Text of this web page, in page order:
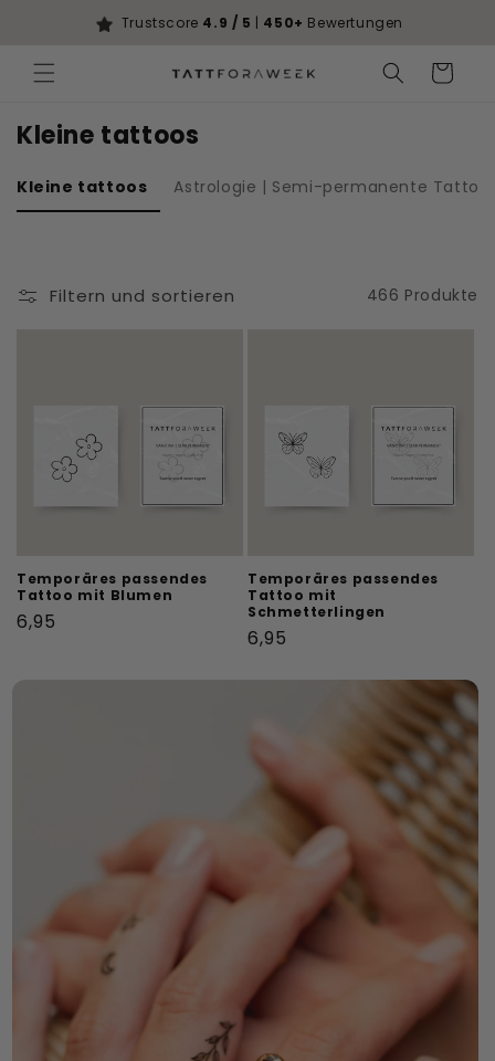
Trustscore 4.9 / 5 | 450+ Bewertungen
Warenkorb
Kleine tattoos
Kleine tattoos Astrologie | Semi-permanente
Filtern und sortieren 466 Produkte
Temporäres passendes
Tattoo mit Blumen
Normaler
6,95
Temporäres passendes
Tattoo mit
Schmetterlingen
Normaler
6,95